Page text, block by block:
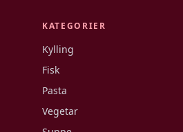
KATEGORIER
Kylling
Fisk
Pasta
Vegetar